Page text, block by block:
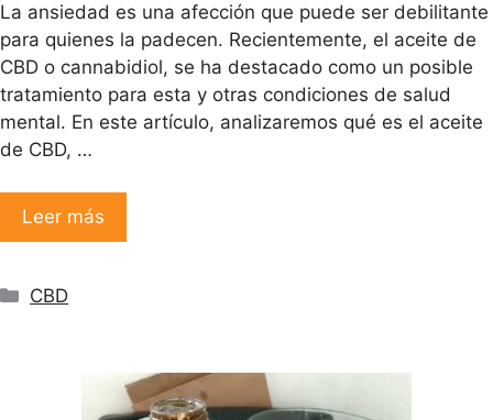
La ansiedad es una afección que puede ser debilitante
para quienes la padecen. Recientemente, el aceite de
CBD o cannabidiol, se ha destacado como un posible
tratamiento para esta y otras condiciones de salud
mental. En este artículo, analizaremos qué es el aceite
de CBD, …
Leer más
Categorías
CBD